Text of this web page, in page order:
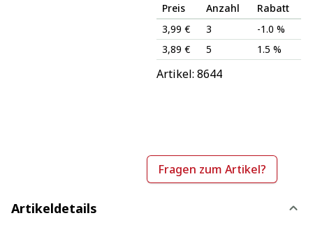
Preis
Anzahl
Rabatt
3,99 €
3
-1.0 %
3,89 €
5 1.5 %
Artikel: 8644
Fragen zum Artikel?
Artikeldetails